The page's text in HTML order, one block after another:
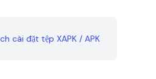
cài đặt tệp XAPK / APK